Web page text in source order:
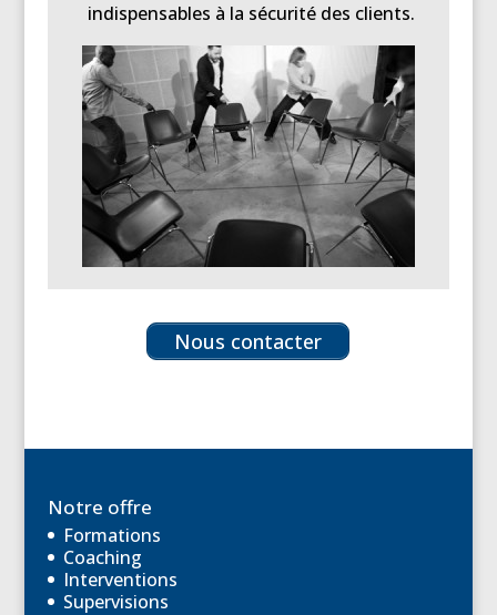
indispensables à la sécurité des clients.
Nous contacter
Notre offre
Formations
Coaching
Interventions
Supervisions